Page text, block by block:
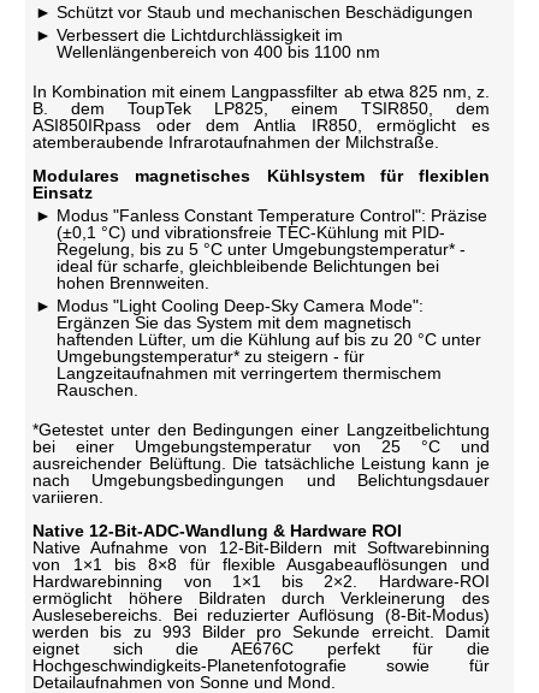
Schützt vor Staub und mechanischen Beschädigungen
Verbessert die Lichtdurchlässigkeit im
Wellenlängenbereich von 400 bis 1100 nm
In Kombination mit einem Langpassfilter ab etwa 825 nm, z.
B. dem ToupTek LP825, einem TSIR850, dem
ASI850IRpass oder dem Antlia IR850, ermöglicht es
atemberaubende Infrarotaufnahmen der Milchstraße.
Modulares magnetisches Kühlsystem für flexiblen
Einsatz
Modus "Fanless Constant Temperature Control": Präzise
(±0,1 °C) und vibrationsfreie TEC-Kühlung mit PID-
Regelung, bis zu 5 °C unter Umgebungstemperatur* -
ideal für scharfe, gleichbleibende Belichtungen bei
hohen Brennweiten.
Modus "Light Cooling Deep-Sky Camera Mode":
Ergänzen Sie das System mit dem magnetisch
haftenden Lüfter, um die Kühlung auf bis zu 20 °C unter
Umgebungstemperatur* zu steigern - für
Langzeitaufnahmen mit verringertem thermischem
Rauschen.
*Getestet unter den Bedingungen einer Langzeitbelichtung
bei einer Umgebungstemperatur von 25 °C und
ausreichender Belüftung. Die tatsächliche Leistung kann je
nach Umgebungsbedingungen und Belichtungsdauer
variieren.
Native 12-Bit-ADC-Wandlung & Hardware ROI
Native Aufnahme von 12-Bit-Bildern mit Softwarebinning
von 1×1 bis 8×8 für flexible Ausgabeauflösungen und
Hardwarebinning von 1×1 bis 2×2. Hardware-ROI
ermöglicht höhere Bildraten durch Verkleinerung des
Auslesebereichs. Bei reduzierter Auflösung (8-Bit-Modus)
werden bis zu 993 Bilder pro Sekunde erreicht. Damit
eignet sich die AE676C perfekt für die
Hochgeschwindigkeits-Planetenfotografie sowie für
Detailaufnahmen von Sonne und Mond.